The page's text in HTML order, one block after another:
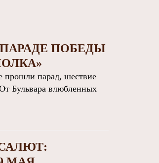
ПОБЕДЫ
парад, шествие
Бульвара влюбленных